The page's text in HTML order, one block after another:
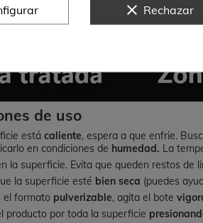
de uso
está caliente, espera a que enfrie.
en condiciones de humedad. La
la superficie. Evita que queden restos de
la superficie esté bien seca (puedes
el formato pulverizable, agita el bote
producto por toda la superficie
clear Rechazar